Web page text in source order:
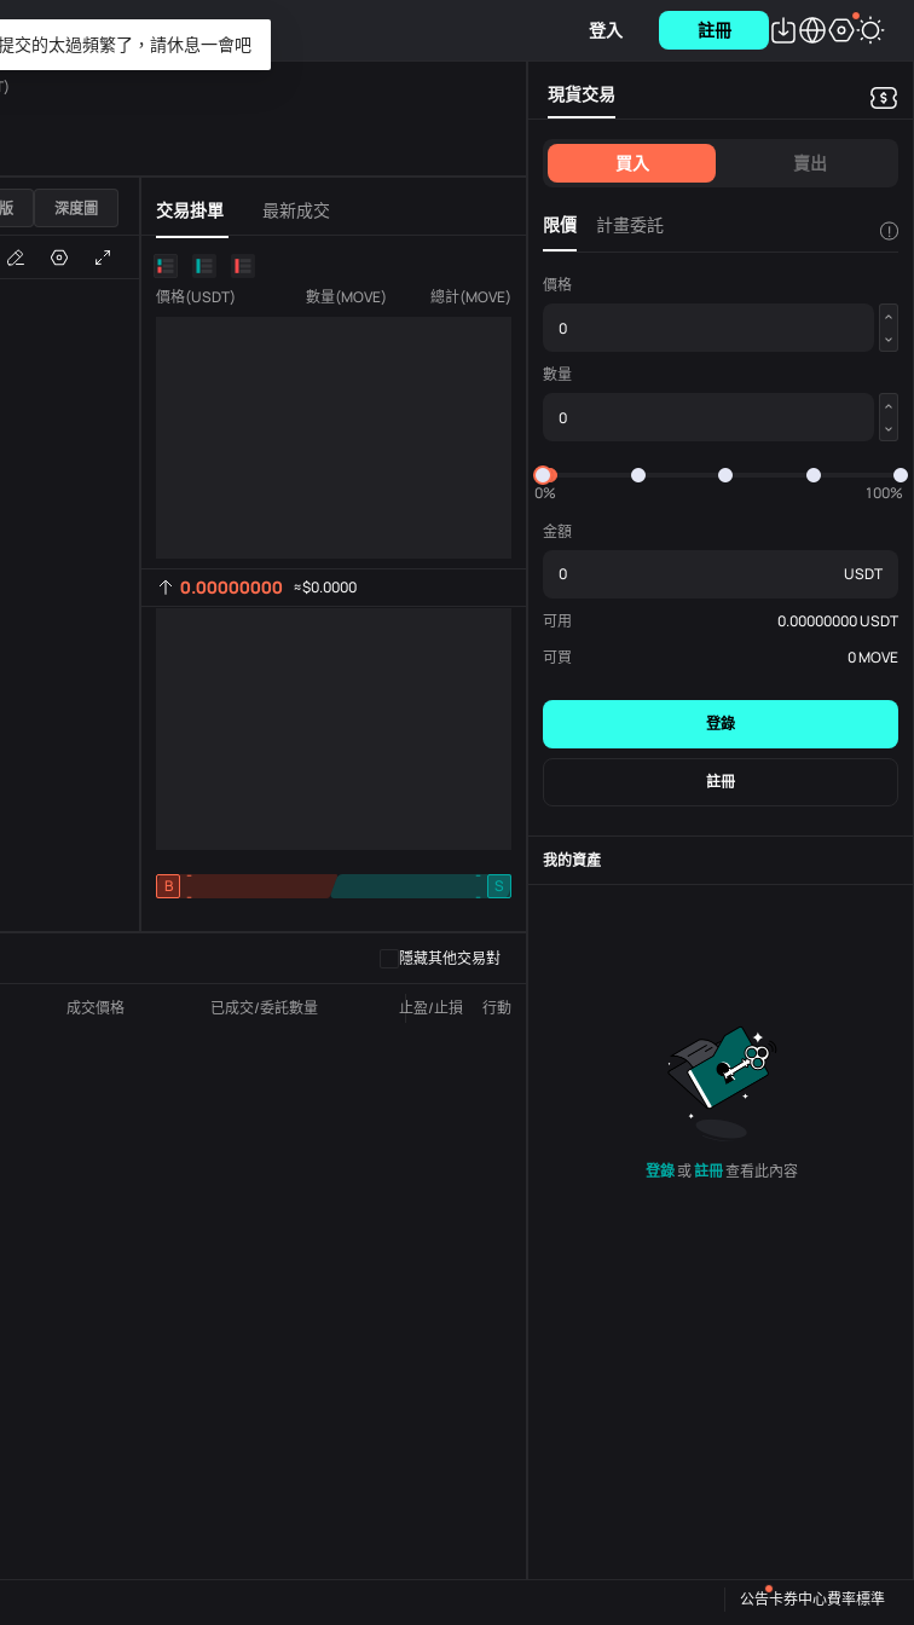
登入 註冊
深度圖 交易掛單 最新成交
價格(USDT) 數量(MOVE) 總計(MOVE)
0.00000000 ≈$0.0000
B
-
-
S
-
-
隱藏其他交易對
成交價格 已成交/委託數量 止盈/止損 行動
現貨交易
買入 賣出
限價 計畫委託 !
價格
數量
0%
100%
金額
USDT
可用 0.00000000USDT
可買
0MOVE
登錄
註冊
我的資產
登錄或註冊查看此內容
公告卡券中心費率標準
交的太過頻繁了，請休息一會吧